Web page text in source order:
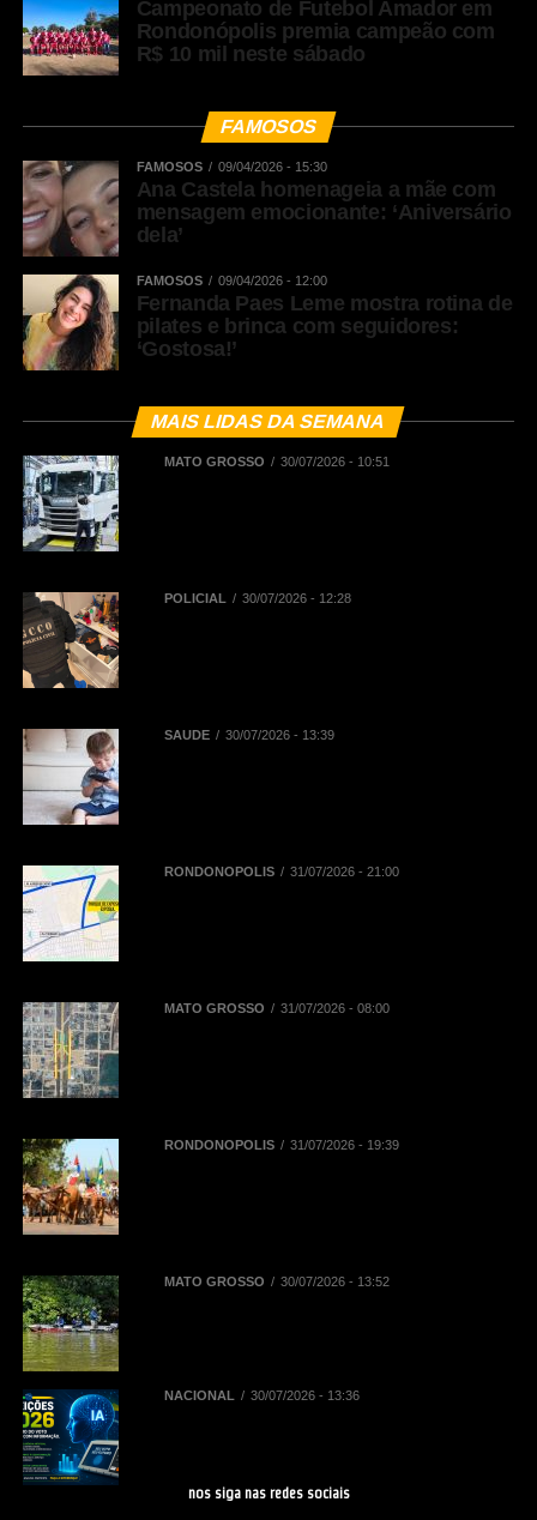
Campeonato de Futebol Amador em
Rondonópolis premia campeão com
R$ 10 mil neste sábado
FAMOSOS
FAMOSOS 09/04/2026 - 15:30
Ana Castela homenageia a mãe com
mensagem emocionante: ‘Aniversário
dela’
FAMOSOS 09/04/2026 - 12:00
Fernanda Paes Leme mostra rotina de
pilates e brinca com seguidores:
‘Gostosa!’
MAIS LIDAS DA SEMANA
MATO GROSSO 30/07/2026 - 10:51
POLICIAL 30/07/2026 - 12:28
SAÚDE 30/07/2026 - 13:39
RONDONÓPOLIS 31/07/2026 - 21:00
MATO GROSSO 31/07/2026 - 08:00
RONDONÓPOLIS 31/07/2026 - 19:39
MATO GROSSO 30/07/2026 - 13:52
NACIONAL 30/07/2026 - 13:36
nos siga nas redes sociais